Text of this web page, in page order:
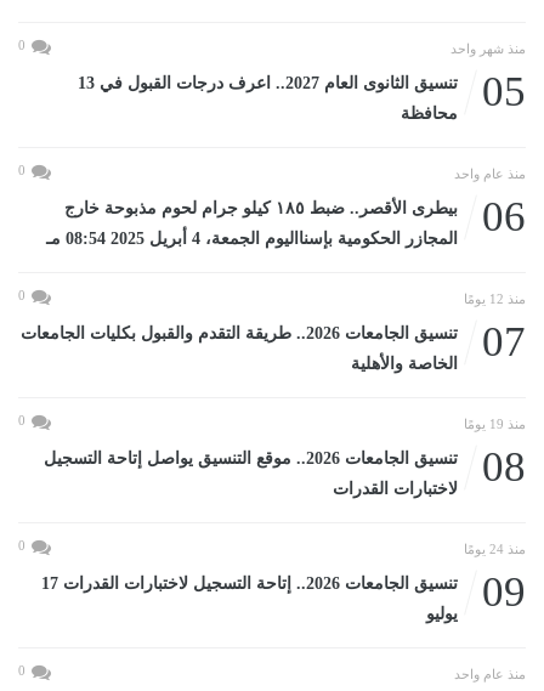
منذ شهر واحد 0
05
تنسيق الثانوى العام 2027.. اعرف درجات القبول في 13
محافظة
منذ عام واحد 0
06
بيطرى الأقصر.. ضبط ١٨٥ كيلو جرام لحوم مذبوحة خارج
المجازر الحكومية بإسنااليوم الجمعة، 4 أبريل 2025 08:54 مـ
منذ 12 يومًا 0
07
تنسيق الجامعات 2026.. طريقة التقدم والقبول بكليات الجامعات
الخاصة والأهلية
منذ 19 يومًا 0
08
تنسيق الجامعات 2026.. موقع التنسيق يواصل إتاحة التسجيل
لاختبارات القدرات
منذ 24 يومًا 0
09
تنسيق الجامعات 2026.. إتاحة التسجيل لاختبارات القدرات 17
يوليو
منذ عام واحد 0